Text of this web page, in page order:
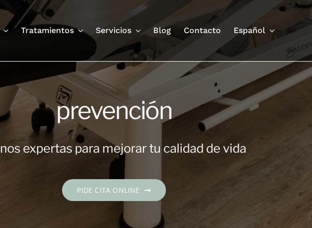
Tratamientos Servicios Blog Contacto Español
prevención
expertas para mejorar tu calidad de vida
PIDE CITA ONLINE